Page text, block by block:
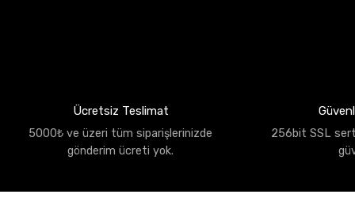
Ücretsiz Teslimat
5000₺ ve üzeri tüm siparişlerinizde
gönderim ücreti yok.
256bit SSL